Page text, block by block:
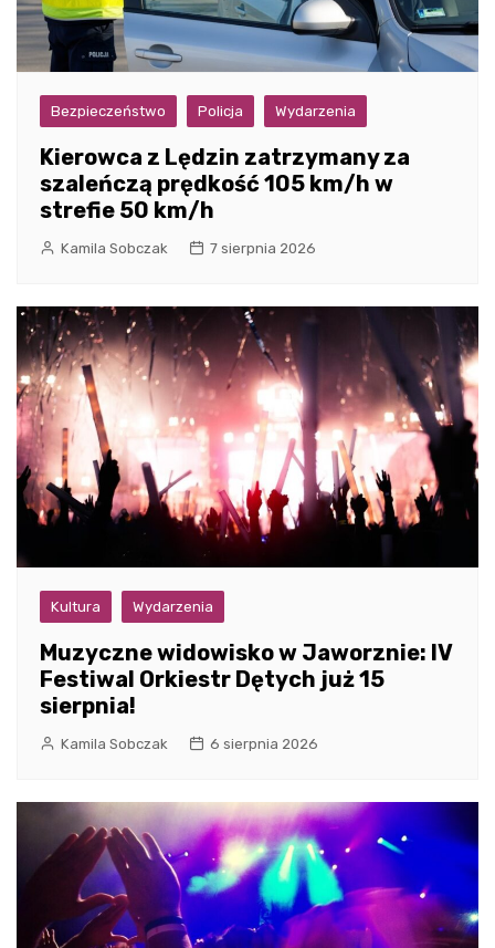
Bezpieczeństwo Policja Wydarzenia
Kierowca z Lędzin zatrzymany za
szaleńczą prędkość 105 km/h w
strefie 50 km/h
Kamila Sobczak 7 sierpnia 2026
Kultura Wydarzenia
Muzyczne widowisko w Jaworznie: IV
Festiwal Orkiestr Dętych już 15
sierpnia!
Kamila Sobczak 6 sierpnia 2026